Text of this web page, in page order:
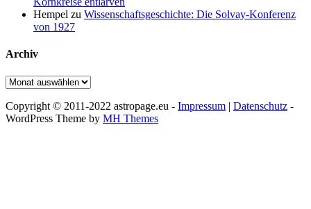
Hempel zu Wissenschaftsgeschichte: Die Solvay-Konferenz
von 1927
Archiv
Archiv
Copyright © 2011-2022 astropage.eu - Impressum | Datenschutz -
WordPress Theme by MH Themes